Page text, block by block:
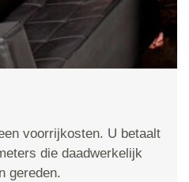
voorrijkosten. U betaalt
die daadwerkelijk
gereden.